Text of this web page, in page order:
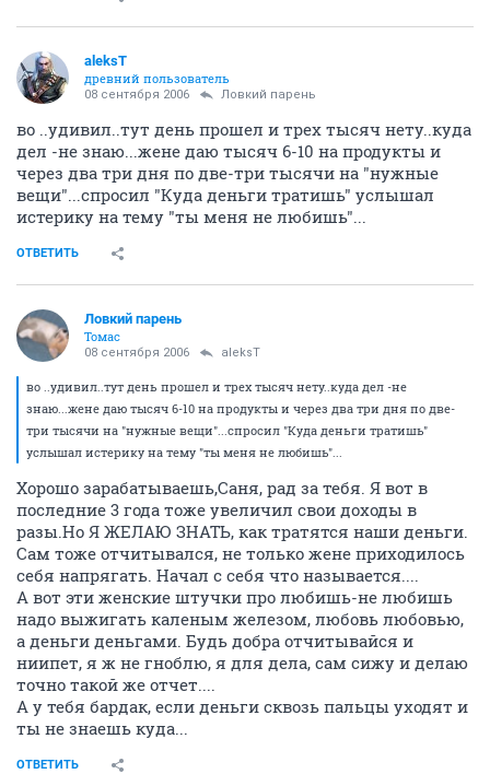
aleksT
древний пользователь
08 сентября 2006 Ловкий парень
во ..удивил..тут день прошел и трех тысяч нету..куда
дел -не знаю...жене даю тысяч 6-10 на продукты и
через два три дня по две-три тысячи на "нужные
вещи"...спросил "Куда деньги тратишь" услышал
истерику на тему "ты меня не любишь"...
ОТВЕТИТЬ
Ловкий парень
Томас
08 сентября 2006 aleksT
во ..удивил..тут день прошел и трех тысяч нету..куда дел -не
знаю...жене даю тысяч 6-10 на продукты и через два три дня по две-
три тысячи на "нужные вещи"...спросил "Куда деньги тратишь"
услышал истерику на тему "ты меня не любишь"...
Хорошо зарабатываешь,Саня, рад за тебя. Я вот в
последние 3 года тоже увеличил свои доходы в
разы.Но Я ЖЕЛАЮ ЗНАТЬ, как тратятся наши деньги.
Сам тоже отчитывался, не только жене приходилось
себя напрягать. Начал с себя что называется....
А вот эти женские штучки про любишь-не любишь
надо выжигать каленым железом, любовь любовью,
а деньги деньгами. Будь добра отчитывайся и
ниипет, я ж не гноблю, я для дела, сам сижу и делаю
точно такой же отчет....
А у тебя бардак, если деньги сквозь пальцы уходят и
ты не знаешь куда...
ОТВЕТИТЬ